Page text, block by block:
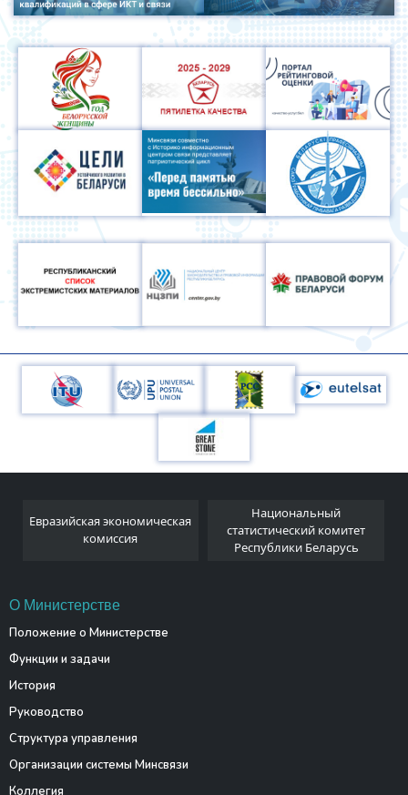
Евразийская экономическая
комиссия
Национальный
статистический комитет
Республики Беларусь
О Министерстве
Положение о Министерстве
Функции и задачи
История
Руководство
Структура управления
Организации системы Минсвязи
Коллегия